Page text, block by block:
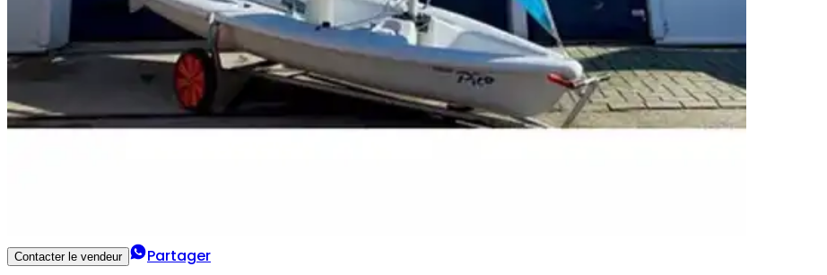
Contacter le vendeur
Partager